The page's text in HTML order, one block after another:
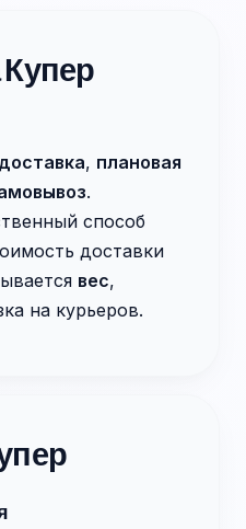
, плановая
.
способ
доставки
вес,
на курьеров.